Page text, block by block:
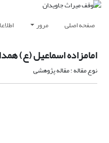
صفحه اصلی مرور
امامزاده اسماعیل (ع)
نوع مقاله : مقاله پژوهشی